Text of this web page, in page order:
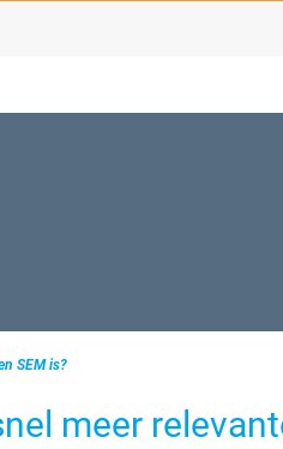
SEM is?
meer